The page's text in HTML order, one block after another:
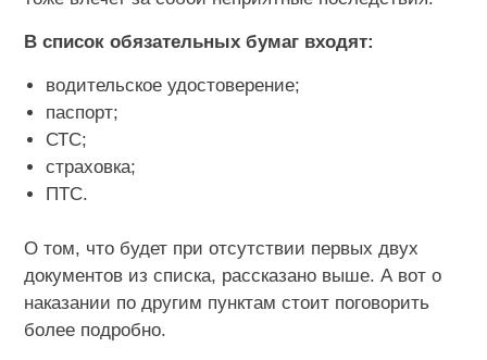
В список обязательных бумаг входят:
водительское удостоверение;
паспорт;
СТС;
страховка;
ПТС.
О том, что будет при отсутствии первых двух
документов из списка, рассказано выше. А вот о
наказании по другим пунктам стоит поговорить
более подробно.